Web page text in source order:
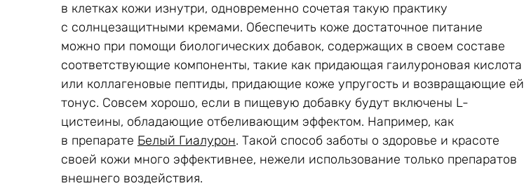
в клетках кожи изнутри, одновременно сочетая такую практику
с солнцезащитными кремами. Обеспечить коже достаточное питание
можно при помощи биологических добавок, содержащих в своем составе
соответствующие компоненты, такие как придающая гаилуроновая кислота
или коллагеновые пептиды, придающие коже упругость и возвращающие ей
тонус. Совсем хорошо, если в пищевую добавку будут включены L-
цистеины, обладающие отбеливающим эффектом. Например, как
в препарате Белый Гиалурон. Такой способ заботы о здоровье и красоте
своей кожи много эффективнее, нежели использование только препаратов
внешнего воздействия.